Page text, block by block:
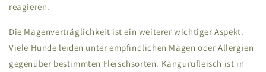
reagieren.
Die Magenverträglichkeit ist ein weiterer wichtiger Aspekt.
Viele Hunde leiden unter empfindlichen Mägen oder Allergien
gegenüber bestimmten Fleischsorten. Kängurufleisch ist in